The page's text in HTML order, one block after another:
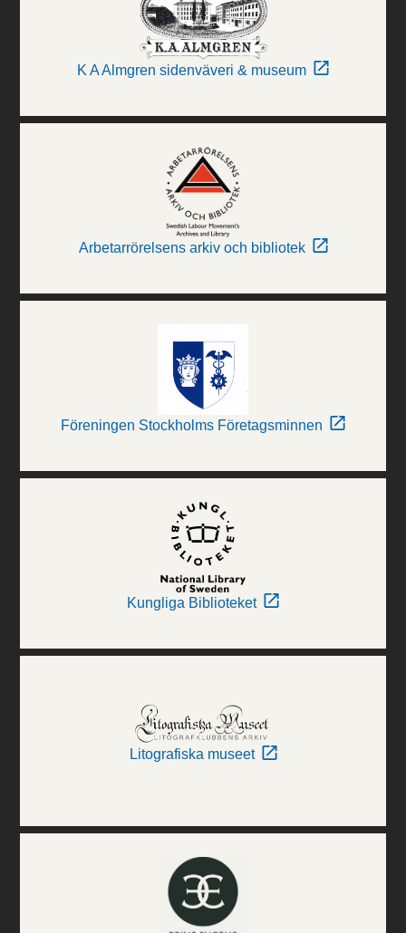
K A Almgren sidenväveri & museum
Arbetarrörelsens arkiv och bibliotek
Föreningen Stockholms Företagsminnen
Kungliga Biblioteket
Litografiska museet